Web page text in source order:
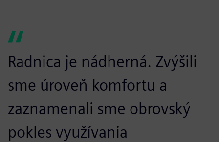
Radnica je nádherná. Zvýšili
sme úroveň komfortu a
zaznamenali sme obrovský
pokles využívania